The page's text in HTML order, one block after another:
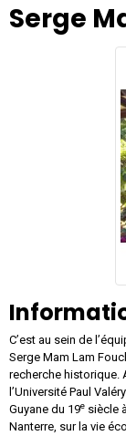
Serge
C’est au sein de
Serge Mam Lam
recherche historique.
l’Université Paul
Guyane du 19e siècle
Nanterre, sur la vie